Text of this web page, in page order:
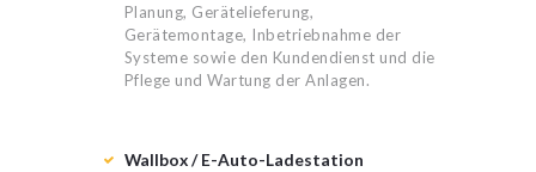
Planung, Gerätelieferung,
Gerätemontage, Inbetriebnahme der
Systeme sowie den Kundendienst und die
Pflege und Wartung der Anlagen.
Wallbox / E-Auto-Ladestation